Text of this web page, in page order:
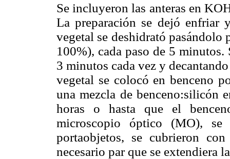
Se incluyeron las anteras en
La preparación se dejó enfriar
vegetal se deshidrató
100%), cada paso de 5
3 minutos cada vez y
vegetal se colocó en benceno
una mezcla de benceno:silicón
horas o hasta que el
microscopio óptico (MO),
portaobjetos, se cubrieron
necesario par que se extendiera